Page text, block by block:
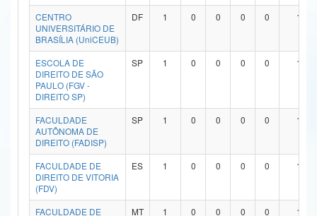
Ministério da Mulher, da Família e dos Direitos Humanos
Secretaria-Geral
Secretaria de Governo
Gabinete de Segurança Institucional
Advocacia-Geral da União
Banco Central do Brasil
CENTRO
UNIVERSITÁRIO DE
BRASÍLIA (UniCEUB)
DF 1 0 0 0 0 1
ESCOLA DE
DIREITO DE SÃO
PAULO (FGV -
DIREITO SP)
SP 1 0 0 0 0 1
FACULDADE
AUTÔNOMA DE
DIREITO (FADISP)
SP 1 0 0 0 0 1
FACULDADE DE
DIREITO DE VITORIA
(FDV)
ES 1 0 0 0 0 1
FACULDADE DE
MT 1 0 0 0 0 1